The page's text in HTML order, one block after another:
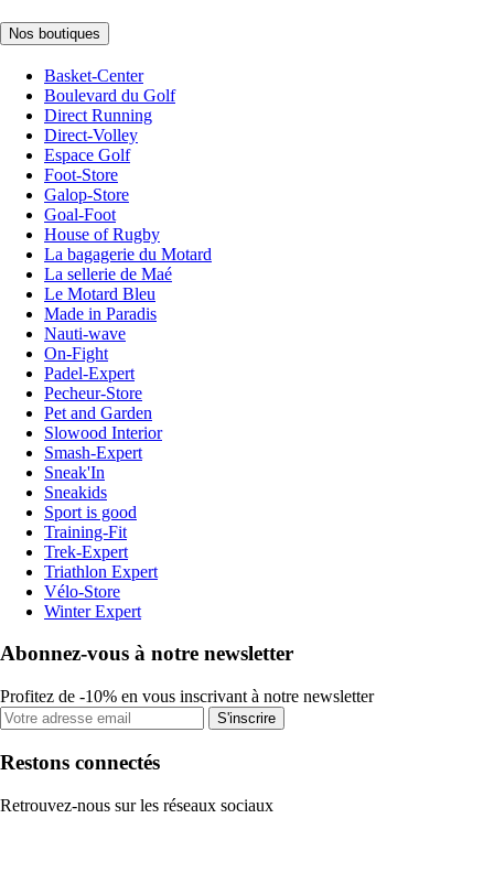
Nos boutiques
Basket-Center
Boulevard du Golf
Direct Running
Direct-Volley
Espace Golf
Foot-Store
Galop-Store
Goal-Foot
House of Rugby
La bagagerie du Motard
La sellerie de Maé
Le Motard Bleu
Made in Paradis
Nauti-wave
On-Fight
Padel-Expert
Pecheur-Store
Pet and Garden
Slowood Interior
Smash-Expert
Sneak'In
Sneakids
Sport is good
Training-Fit
Trek-Expert
Triathlon Expert
Vélo-Store
Winter Expert
Abonnez-vous à notre newsletter
Profitez de -10% en vous inscrivant à notre newsletter
S'inscrire
Restons connectés
Retrouvez-nous sur les réseaux sociaux